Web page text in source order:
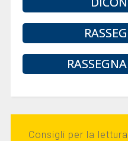
Consigli per la lettura